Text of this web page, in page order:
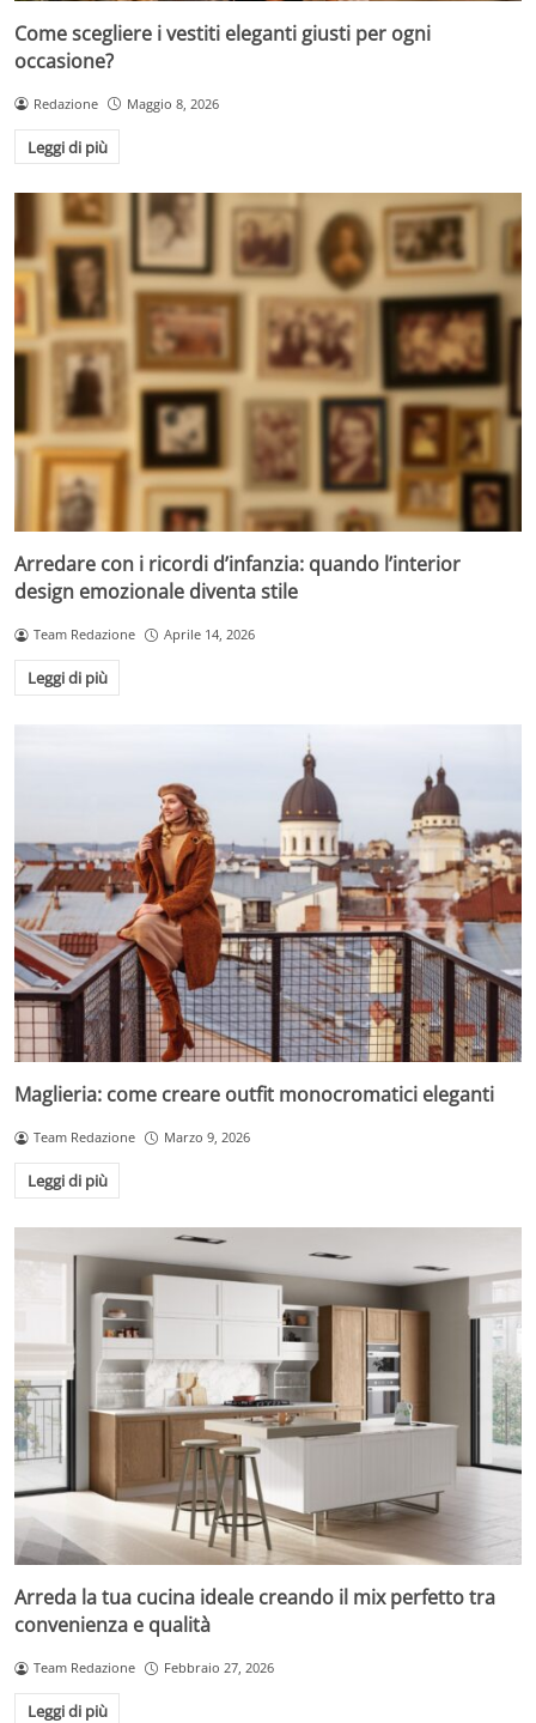
Come scegliere i vestiti eleganti giusti per ogni
occasione?
Redazione Maggio 8, 2026
Leggi di più
Arredare con i ricordi d’infanzia: quando l’interior
design emozionale diventa stile
Team Redazione Aprile 14, 2026
Leggi di più
Maglieria: come creare outfit monocromatici eleganti
Team Redazione Marzo 9, 2026
Leggi di più
Arreda la tua cucina ideale creando il mix perfetto tra
convenienza e qualità
Team Redazione Febbraio 27, 2026
Leggi di più